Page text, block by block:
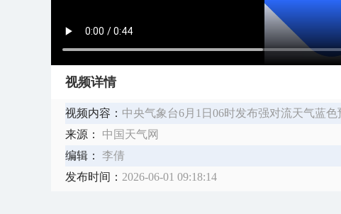
视频详情
视频内容： 中央气象台6月1日06时发布强对流天气蓝色
来源：
中国天气网
编辑：
李倩
发布时间： 2026-06-01 09:18:14